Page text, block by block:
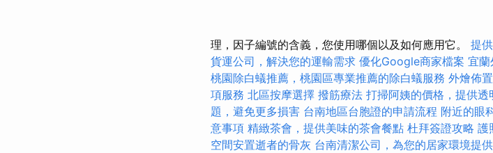
理，因子編號的含義，您使用哪個以及如何應用它。 提
貨運公司，解決您的運輸需求 優化Google商家檔案 宜蘭
桃園除白蟻推薦，桃園區專業推薦的除白蟻服務 外燴佈
項服務 北區按摩選擇 撥筋療法 打掃阿姨的價格，提供透
題，避免更多損害 台南地區台胞證的申請流程 附近的眼
意事項 精緻茶會，提供美味的茶會餐點 杜拜簽證攻略 護
空間安置逝者的骨灰 台南清潔公司，為您的居家環境提